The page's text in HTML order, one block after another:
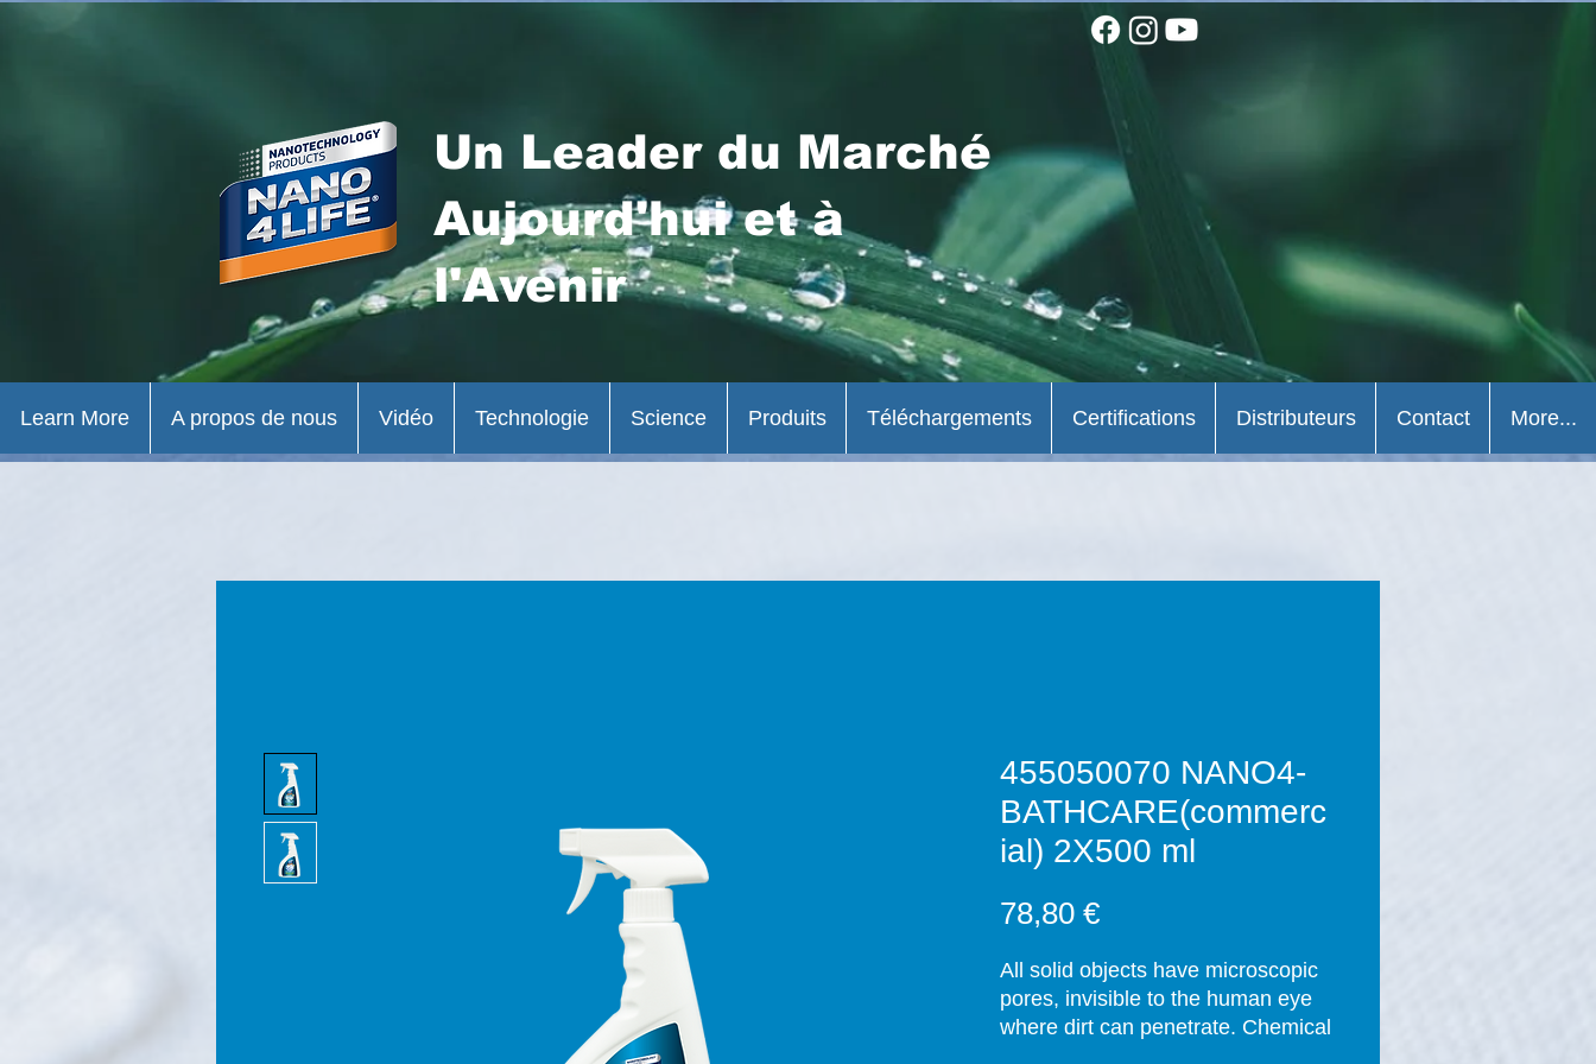
Un Leader du Marché
Aujourd'hui et à
l'Avenir
455050070 NANO4-
BATHCARE(commerc
ial) 2X500 ml
78,80 €Prix
All solid objects have microscopic
pores, invisible to the human eye
where dirt can penetrate. Chemical
Learn More A propos de nous Vidéo Technologie Science Produits Téléchargements Certifications Distributeurs Contact More...